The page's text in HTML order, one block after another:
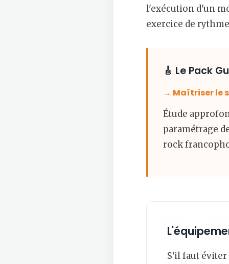
l'exécution d'un
exercice de
🎸 Le Pack
→ Maîtriser le
Étude
paramétrage
rock
S'il faut